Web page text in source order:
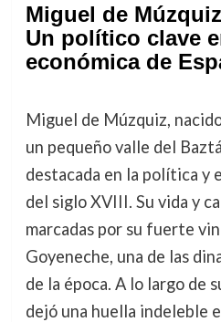
Miguel de
Un político clave
económica de
Miguel de Múzquiz,
un pequeño valle del
destacada en la política y
del siglo XVIII. Su vida y
marcadas por su fuerte
Goyeneche, una de las
de la época. A lo largo de
dejó una huella indeleble